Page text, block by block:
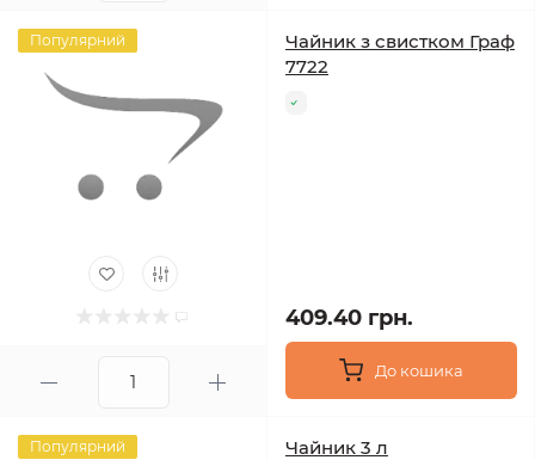
Популярний
Чайник з свистком Граф
7722
409.40 грн.
До кошика
Популярний
Чайник 3 л